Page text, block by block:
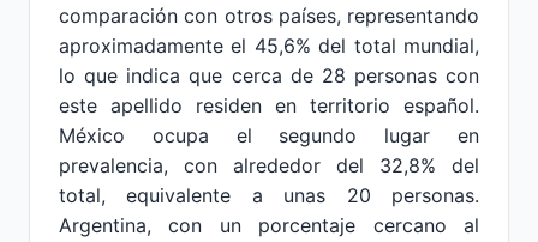
comparación con otros países, representando
aproximadamente el 45,6% del total mundial,
lo que indica que cerca de 28 personas con
este apellido residen en territorio español.
México ocupa el segundo lugar en
prevalencia, con alrededor del 32,8% del
total, equivalente a unas 20 personas.
Argentina, con un porcentaje cercano al